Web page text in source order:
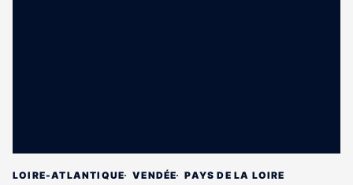
LOIRE-ATLANTIQUE VENDÉE PAYS DE LA LOIRE